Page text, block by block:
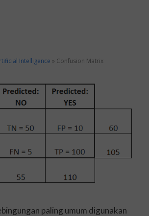
Intelligence » Confusion Matrix
paling umum digunakan